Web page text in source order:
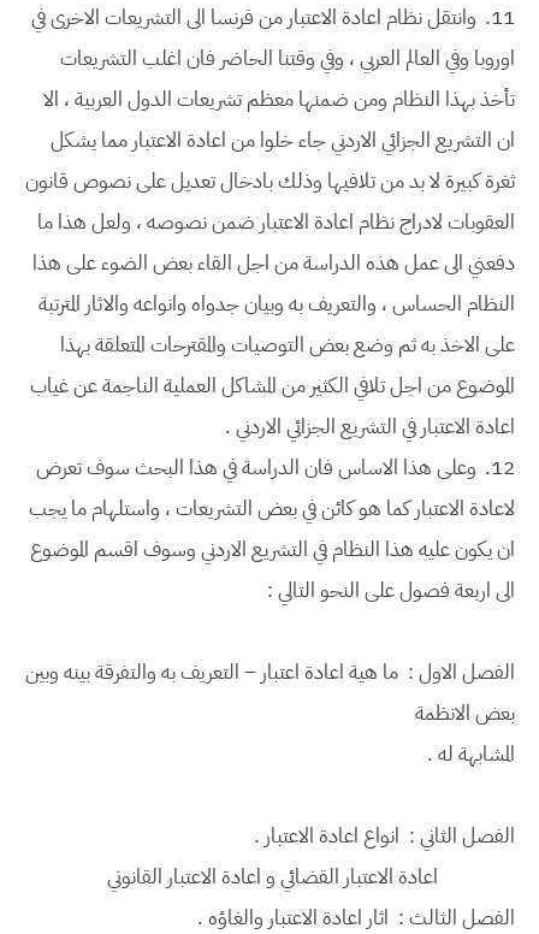
11. وانتقل نظام اعادة الاعتبار من فرنسا الى التشريعات الاخرى في
اوروبا وفي العالم العربي ، وفي وقتنا الحاضر فان اغلب التشريعات
تأخذ بهذا النظام ومن ضمنها معظم تشريعات الدول العربية ، الا
ان التشريع الجزائي الاردني جاء خلوا من اعادة الاعتبار مما يشكل
ثغرة كبيرة لا بد من تلافيها وذلك بادخال تعديل على نصوص قانون
العقوبات لادراج نظام اعادة الاعتبار ضمن نصوصه ، ولعل هذا ما
دفعني الى عمل هذه الدراسة من اجل القاء بعض الضوء على هذا
النظام الحساس ، والتعريف به وبيان جدواه وانواعه والاثار المترتبة
على الاخذ به ثم وضع بعض التوصيات والمقترحات المتعلقة بهذا
الموضوع من اجل تلافي الكثير من المشاكل العملية الناجمة عن غياب
اعادة الاعتبار في التشريع الجزائي الاردني .
12. وعلى هذا الاساس فان الدراسة في هذا البحث سوف تعرض
لاعادة الاعتبار كما هو كائن في بعض التشريعات ، واستلهام ما يجب
ان يكون عليه هذا النظام في التشريع الاردني وسوف اقسم الموضوع
الى اربعة فصول على النحو التالي :
الفصل الاول : ما هية اعادة اعتبار – التعريف به والتفرقة بينه وبين
بعض الانظمة
المشابهة له .
الفصل الثاني : انواع اعادة الاعتبار .
اعادة الاعتبار القضائي و اعادة الاعتبار القانوني
الفصل الثالث : اثار اعادة الاعتبار والغاؤه .